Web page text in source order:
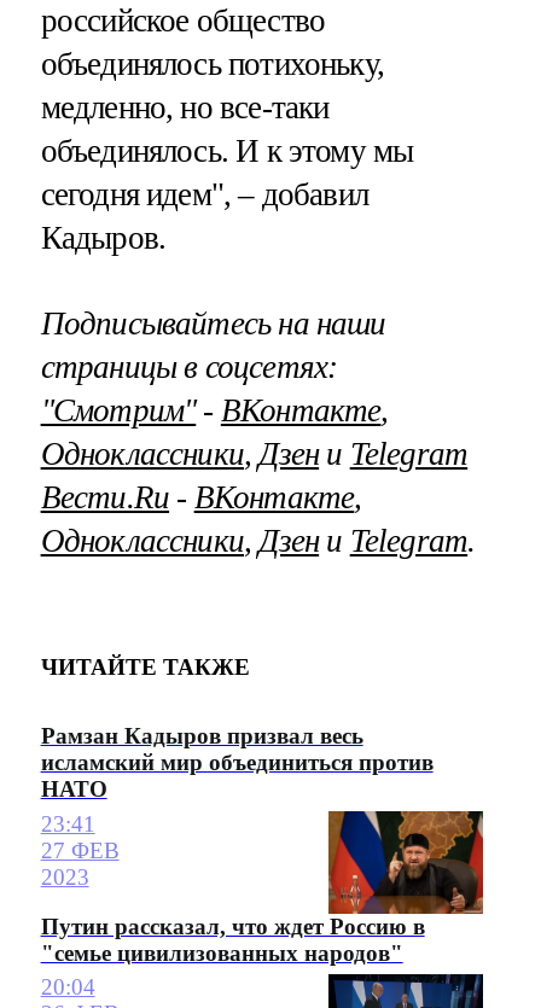
российское общество
объединялось потихоньку,
медленно, но все-таки
объединялось. И к этому мы
сегодня идем", – добавил
Кадыров.
Подписывайтесь на наши
страницы в соцсетях:
"Смотрим"‐ ВКонтакте,
Одноклассники,Дзени Telegram
Вести.Ru ‐ ВКонтакте,
Одноклассники,Дзени Telegram.
ЧИТАЙТЕ ТАКЖЕ
Рамзан Кадыров призвал весь
исламский мир объединиться против
НАТО
23:41
27 ФЕВ
2023
Путин рассказал, что ждет Россию в
"семье цивилизованных народов"
20:04